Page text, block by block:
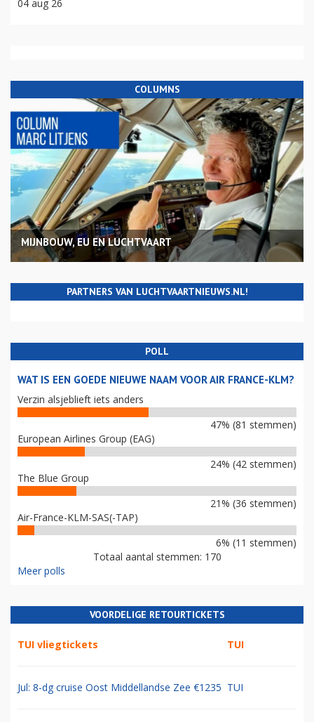
04 aug 26
COLUMNS
MIJNBOUW, EU EN LUCHTVAART
PARTNERS VAN LUCHTVAARTNIEUWS.NL!
POLL
WAT IS EEN GOEDE NIEUWE NAAM VOOR AIR FRANCE-KLM?
Verzin alsjeblieft iets anders
47% (81 stemmen)
European Airlines Group (EAG)
24% (42 stemmen)
The Blue Group
21% (36 stemmen)
Air-France-KLM-SAS(-TAP)
6% (11 stemmen)
Totaal aantal stemmen: 170
Meer polls
VOORDELIGE RETOURTICKETS
TUI vliegtickets TUI
Jul: 8-dg cruise Oost Middellandse Zee €1235 TUI